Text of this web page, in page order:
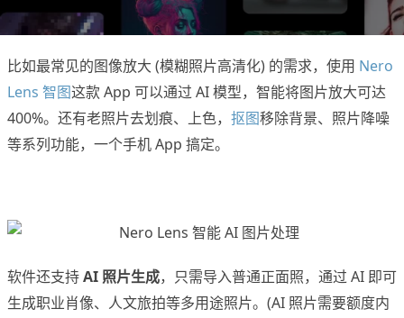
比如最常见的图像放大 (模糊照片高清化) 的需求，使用 Nero
Lens 智图这款 App 可以通过 AI 模型，智能将图片放大可达
400%。还有老照片去划痕、上色， 抠图移除背景、照片降噪
等系列功能，一个手机 App 搞定。
软件还支持AI 照片生成，只需导入普通正面照，通过 AI 即可
生成职业肖像、人文旅拍等多用途照片。(AI 照片需要额度内